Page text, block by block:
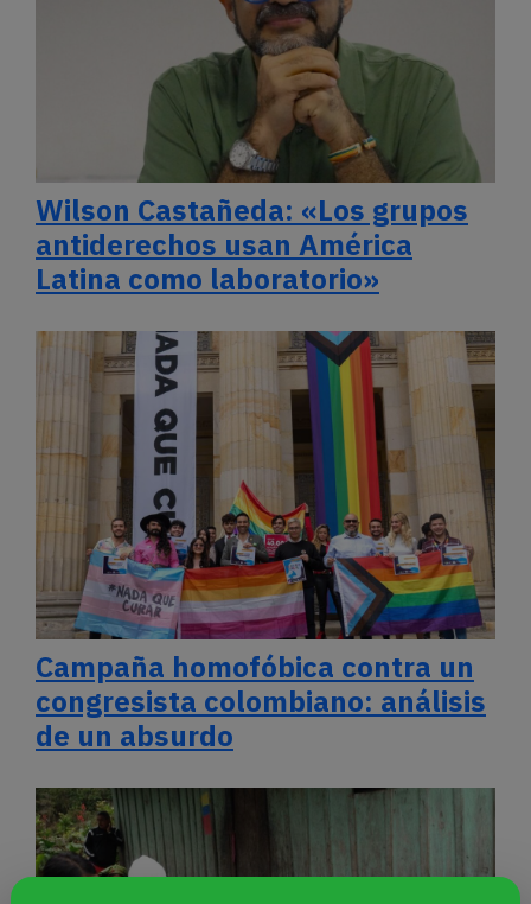
Wilson Castañeda: «Los grupos
antiderechos usan América
Latina como laboratorio»
Campaña homofóbica contra un
congresista colombiano: análisis
de un absurdo